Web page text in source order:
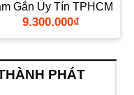
Gắn Uy Tín TPHCM
9.300.000₫
PHÁT